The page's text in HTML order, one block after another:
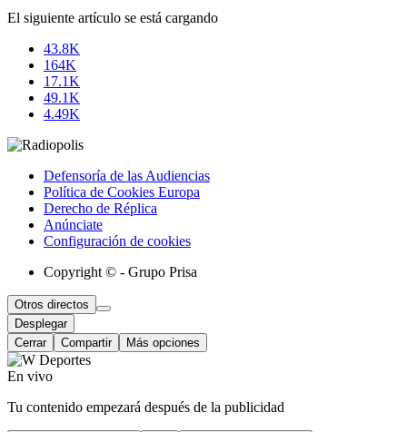
El siguiente artículo se está cargando
43.8K
164K
17.1K
49.1K
4.49K
Defensoría de las Audiencias
Política de Cookies Europa
Derecho de Réplica
Anúnciate
Configuración de cookies
Copyright © - Grupo Prisa
Otros directos
Desplegar
Cerrar
Compartir Más opciones
En vivo
Tu contenido empezará después de la publicidad